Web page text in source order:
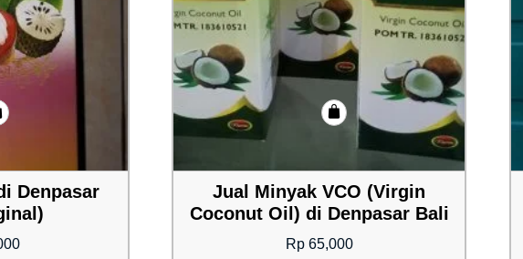
Denpasar
Jual Minyak VCO (Virgin
Coconut Oil) di Denpasar Bali
Rp65,000